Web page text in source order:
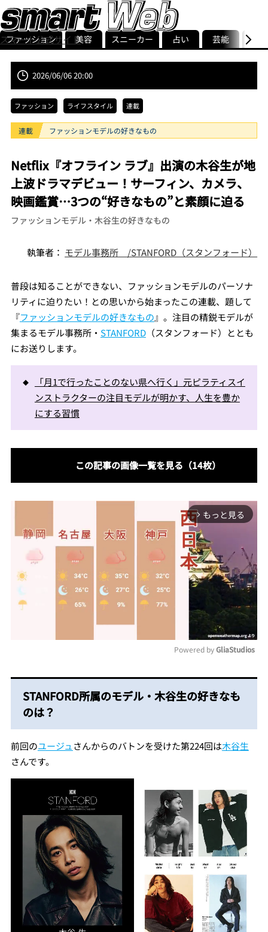
スマート公式サイト
smart最新号
記事一覧ランキング
ストリ
ファッション 美容 スニーカー 占い 芸能 グル
2026/06/06 20:00
ファッション ライフスタイル 連載
連載 ファッションモデルの好きなもの
Netflix『オフライン ラブ』出演の木谷生が地
上波ドラマデビュー！サーフィン、カメラ、
映画鑑賞…3つの“好きなもの”と素顔に迫る
ファッションモデル・木谷生の好きなもの
執筆者： モデル事務所 /STANFORD（スタンフォード）
普段は知ることができない、ファッションモデルのパーソナ
リティに迫りたい！との思いから始まったこの連載、題して
『ファッションモデルの好きなもの』。注目の精鋭モデルが
集まるモデル事務所・ STANFORD（スタンフォード）ととも
にお送りします。
「月1で行ったことのない県へ行く」元ピラティスイ
ンストラクターの注目モデルが明かす、人生を豊か
にする習慣
この記事の画像一覧を見る（14枚）
arrow_forward_ios もっと見る
Powered by GliaStudios
STANFORD所属のモデル・木谷生の好きなも
のは？
前回のユージュさんからのバトンを受けた第224回は木谷生
さんです。